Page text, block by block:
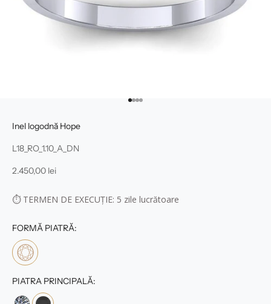
Mergi la articolul 1
Mergi la articolul 2
Mergi la articolul 3
Mergi la articolul 4
Inel logodnă Hope
L18_RO_1.10_A_DN
Preț redus
2.450,00 lei
⏱ TERMEN DE EXECUȚIE: 5 zile lucrătoare
FORMĂ PIATRĂ:
PIATRA PRINCIPALĂ: